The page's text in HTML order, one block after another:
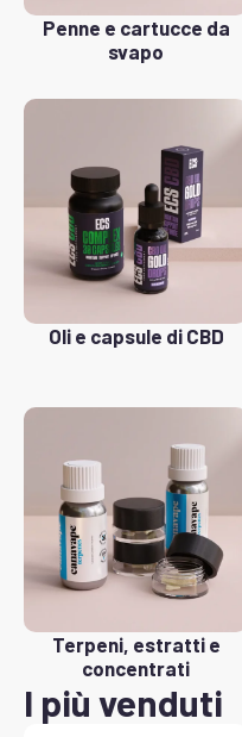
Penne e cartucce da
svapo
Oli e capsule di CBD
Terpeni, estratti e
concentrati
I più venduti